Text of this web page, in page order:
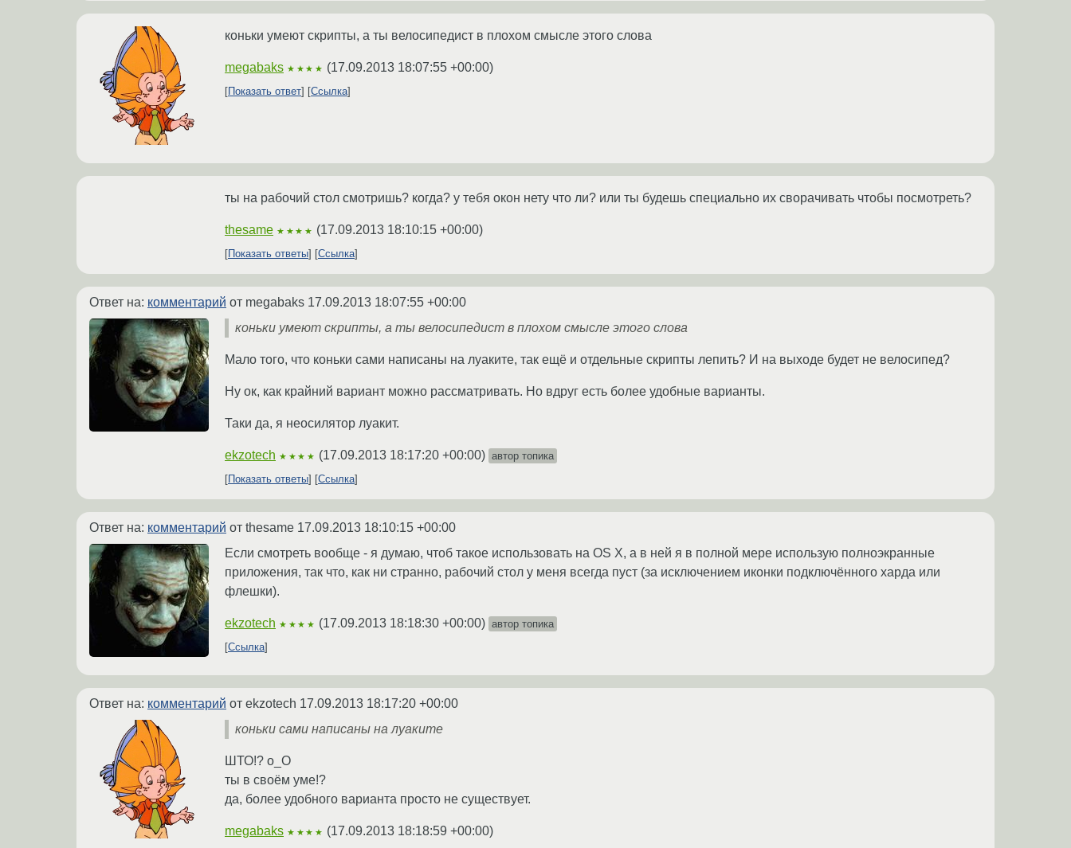
коньки умеют скрипты, а ты велосипедист в плохом смысле этого слова
megabaks ★★★★ (17.09.2013 18:07:55 +00:00)
Показать ответ Ссылка
ты на рабочий стол смотришь? когда? у тебя окон нету что ли? или ты будешь специально их сворачивать чтобы посмотреть?
thesame ★★★★ (17.09.2013 18:10:15 +00:00)
Показать ответы Ссылка
Ответ на: комментарий от megabaks 17.09.2013 18:07:55 +00:00
коньки умеют скрипты, а ты велосипедист в плохом смысле этого слова
Мало того, что коньки сами написаны на луаките, так ещё и отдельные скрипты лепить? И на выходе будет не велосипед?
Ну ок, как крайний вариант можно рассматривать. Но вдруг есть более удобные варианты.
Таки да, я неосилятор луакит.
ekzotech ★★★★ (17.09.2013 18:17:20 +00:00) автор топика
Показать ответы
Ссылка
Ответ на: комментарий от thesame 17.09.2013 18:10:15 +00:00
Если смотреть вообще - я думаю, чтоб такое использовать на OS X, а в ней я в полной мере использую полноэкранные
приложения, так что, как ни странно, рабочий стол у меня всегда пуст (за исключением иконки подключённого харда или
флешки).
ekzotech ★★★★ (17.09.2013 18:18:30 +00:00) автор топика
Ссылка
Ответ на: комментарий от ekzotech 17.09.2013 18:17:20 +00:00
коньки сами написаны на луаките
ШТО!? о_О
ты в своём уме!?
да, более удобного варианта просто не существует.
megabaks ★★★★ (17.09.2013 18:18:59 +00:00)